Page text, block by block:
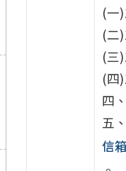
(一
(二
(三
(四
四
五
信箱